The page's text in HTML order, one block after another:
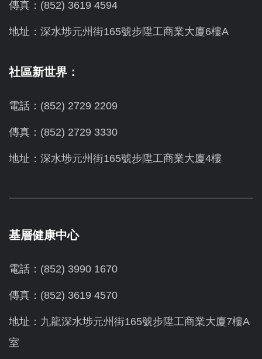
傳真：(852) 3619 4594
地址： 深水埗元州街165號步陞工商業大廈6樓A
社區新世界：
電話：(852) 2729 2209
傳真：(852) 2729 3330
地址：深水埗元州街165號步陞工商業大廈4樓
基層健康中心
電話：(852) 3990 1670
傳真：(852) 3619 4570
地址：九龍深水埗元州街165號步陞工商業大廈7樓A
室